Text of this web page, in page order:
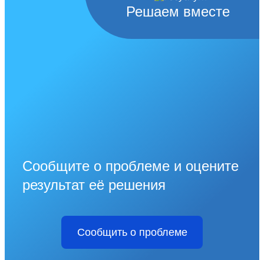
Решаем вместе
Сообщите о проблеме и оцените
результат её решения
Сообщить о проблеме